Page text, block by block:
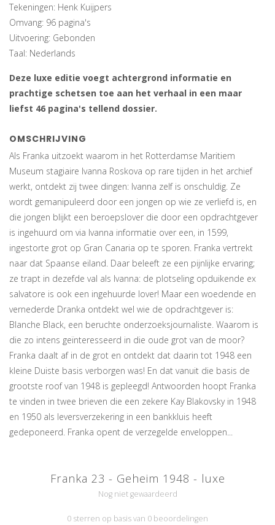
Tekeningen: Henk Kuijpers
Omvang: 96 pagina's
Uitvoering: Gebonden
Taal: Nederlands
Deze luxe editie voegt achtergrond informatie en
prachtige schetsen toe aan het verhaal in een maar
liefst 46 pagina's tellend dossier.
OMSCHRIJVING
Als Franka uitzoekt waarom in het Rotterdamse Maritiem
Museum stagiaire Ivanna Roskova op rare tijden in het archief
werkt, ontdekt zij twee dingen: Ivanna zelf is onschuldig. Ze
wordt gemanipuleerd door een jongen op wie ze verliefd is, en
die jongen blijkt een beroepslover die door een opdrachtgever
is ingehuurd om via Ivanna informatie over een, in 1599,
ingestorte grot op Gran Canaria op te sporen. Franka vertrekt
naar dat Spaanse eiland. Daar beleeft ze een pijnlijke ervaring;
ze trapt in dezefde val als Ivanna: de plotseling opduikende ex
salvatore is ook een ingehuurde lover! Maar een woedende en
vernederde Dranka ontdekt wel wie de opdrachtgever is:
Blanche Black, een beruchte onderzoeksjournaliste. Waarom is
die zo intens geïnteresseerd in die oude grot van de moor?
Franka daalt af in de grot en ontdekt dat daarin tot 1948 een
kleine Duiste basis verborgen was! En dat vanuit die basis de
grootste roof van 1948 is gepleegd! Antwoorden hoopt Franka
te vinden in twee brieven die een zekere Kay Blakovsky in 1948
en 1950 als leversverzekering in een bankkluis heeft
gedeponeerd. Franka opent de verzegelde enveloppen...
Franka 23 - Geheim 1948 - luxe
Nog niet gewaardeerd
0 sterren op basis van 0 beoordelingen